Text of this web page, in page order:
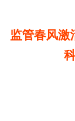
监管春风激